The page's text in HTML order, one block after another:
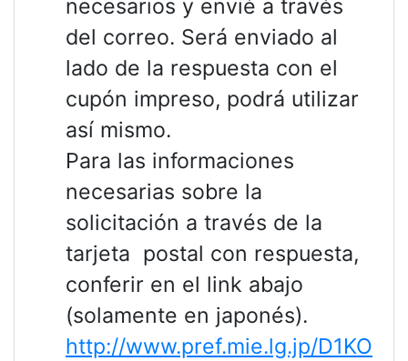
necesarios y envié a través
del correo. Será enviado al
lado de la respuesta con el
cupón impreso, podrá utilizar
así mismo.
Para las informaciones
necesarias sobre la
solicitación a través de la
tarjeta postal con respuesta,
conferir en el link abajo
(solamente en japonés).
http://www.pref.mie.lg.jp/D1KO